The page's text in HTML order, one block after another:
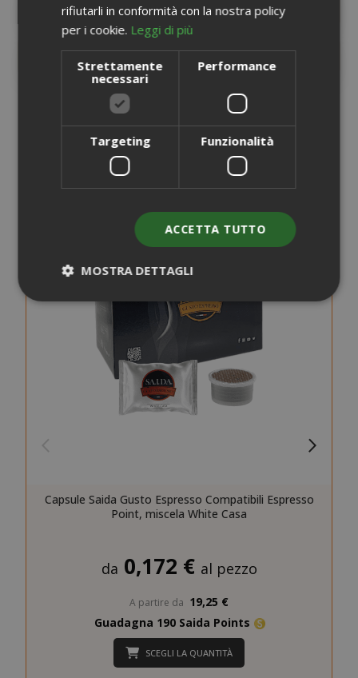
SCHEDA INFORMATIVA
RECENSIONI
POTREBBE INTERESSARTI ANCHE...
Capsule Saida Gusto Espresso Compatibili Espresso
Point, miscela White Casa
da 0,172 € al pezzo
A partire da 19,25 €
Guadagna 190 Saida Points
SCEGLI LA QUANTITÀ
rifiutarli in conformità con la nostra policy
per i cookie. Leggi di più
Strettamente
necessari
Performance
Targeting Funzionalità
ACCETTA TUTTO
MOSTRA DETTAGLI
Strettamente necessari
Targeting
Funzionalità
I cookie strettamente necessari
consentono le funzionalità principali del
NOME